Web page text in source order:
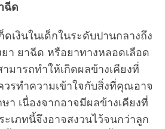
ฉีด
เงินในเด็กในระดับปานกลางถึง
า ยาฉีด หรือยาทางหลอดเลือด
มารถทำให้เกิดผลข้างเคียงที่
วรทำความเข้าใจกับสิ่งที่คุณอาจ
า เนื่องจากอาจมีผลข้างเคียงที่
ะเภทนี้จึงอาจสงวนไว้จนกว่าลูก